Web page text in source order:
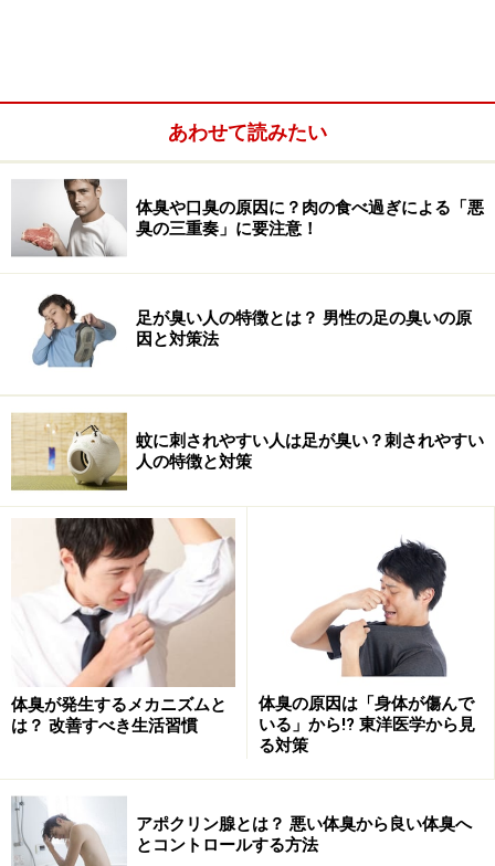
P（プロテイン）＞F（ファット）＞C（カーボ）
お店は「焼き鳥、焼肉、海鮮居酒屋」がオススメ
メニューを選ぶコツは、カロリーよりも
PFCバランス
最近は、メニューにカロリーや塩分量の表記がされてい
るレストランも増えてきました。美味しそうな写真を目
の前にして、一度食べたい気持ちが沸き起こったとしま
す。けれど、高カロリーである事を心配して、無理に低
カロリーのメニューへと変更したとしても、「我慢し
た」という気持ちが残るだけで満足はできません。
実は、メタボ腹を解消する為に大切なのは、「カロリー
ではなく、PFCバランス」
だったのです。
P（プロテイン）＞F（ファット）＞C（カ
ーボ）
焼き肉は身体作りの王道メニュー！
あわせて読みたい
体臭や口臭の原因に？肉の食べ過ぎによる「悪
臭の三重奏」に要注意！
足が臭い人の特徴とは？ 男性の足の臭いの原
因と対策法
蚊に刺されやすい人は足が臭い？刺されやすい
人の特徴と対策
体臭が発生するメカニズムと
は？ 改善すべき生活習慣
体臭の原因は「身体が傷んで
いる」から!? 東洋医学から見
る対策
アポクリン腺とは？ 悪い体臭から良い体臭へ
とコントロールする方法